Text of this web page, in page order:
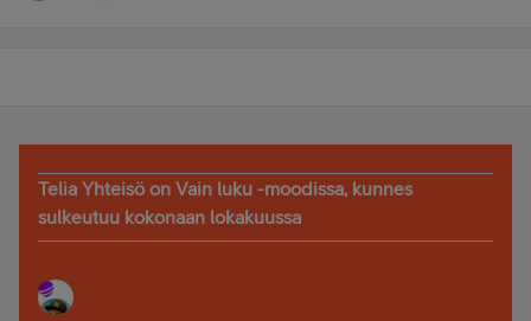
Telia Yhteisö on Vain luku -moodissa, kunnes
sulkeutuu kokonaan lokakuussa